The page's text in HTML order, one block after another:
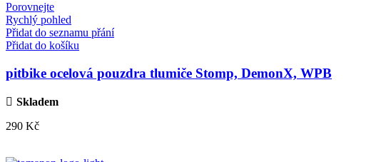
Porovnejte
Rychlý pohled
Přidat do seznamu přání
Přidat do košíku
pitbike ocelová pouzdra tlumiče Stomp, DemonX, WPB
Skladem
290 Kč